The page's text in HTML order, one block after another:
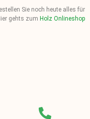
Sie noch heute alles für
gehts zum Holz Onlineshop